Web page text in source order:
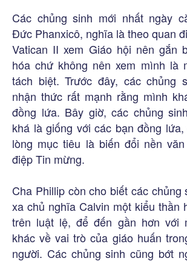
Các chủng sinh mới nhất ngày
Đức Phanxicô, nghĩa là theo quan
Vatican II xem Giáo hội nên gắn
hóa chứ không nên xem mình là
tách biệt. Trước đây, các chủng
nhận thức rất mạnh rằng mình
đồng lứa. Bây giờ, các chủng
khá là giống với các bạn đồng
lòng mục tiêu là biến đổi nền
điệp Tin mừng.
Cha Phillip còn cho biết các chủng
xa chủ nghĩa Calvin một kiểu thần
trên luật lệ, để đến gần hơn với
khác về vai trò của giáo huấn
người. Các chủng sinh cũng bớt